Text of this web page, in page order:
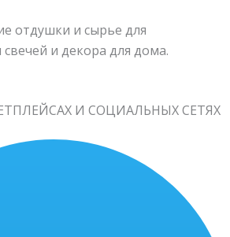
отдушки и сырье для
свечей и декора для дома.
И СОЦИАЛЬНЫХ СЕТЯХ